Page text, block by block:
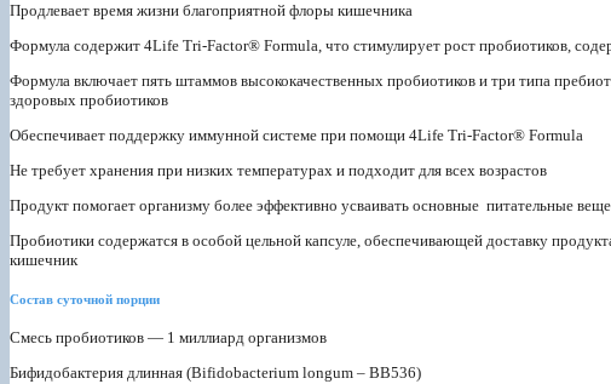
Продлевает время жизни благоприятной флоры кишечника
Формула содержит 4Life Tri-Factor® Formula, что стимулирует рост пробиотиков,
Формула включает пять штаммов высококачественных пробиотиков и три типа
здоровых пробиотиков
Обеспечивает поддержку иммунной системе при помощи 4Life Tri-Factor® Formula
Не требует хранения при низких температурах и подходит для всех возрастов
Продукт помогает организму более эффективно усваивать основные питательные
Пробиотики содержатся в особой цельной капсуле, обеспечивающей доставку
кишечник
Состав суточной порции
Смесь пробиотиков — 1 миллиард организмов
Бифидобактерия длинная (Bifidobacterium longum – BВ536)